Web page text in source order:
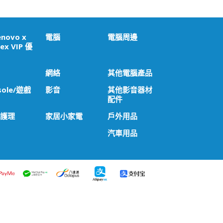
x
VIP 優
電腦 電腦周邊
網絡
其他電腦產品
遊戲
影音
其他影音器材
配件
理
家居小家電
戶外用品
汽車用品